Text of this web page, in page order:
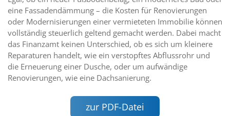
eine Fassadendämmung – die Kosten für Renovierungen
oder Modernisierungen einer vermieteten Immobilie können
vollständig steuerlich geltend gemacht werden. Dabei macht
das Finanzamt keinen Unterschied, ob es sich um kleinere
Reparaturen handelt, wie ein verstopftes Abflussrohr und
die Erneuerung einer Dusche, oder um aufwändige
Renovierungen, wie eine Dachsanierung.
zur PDF-Datei